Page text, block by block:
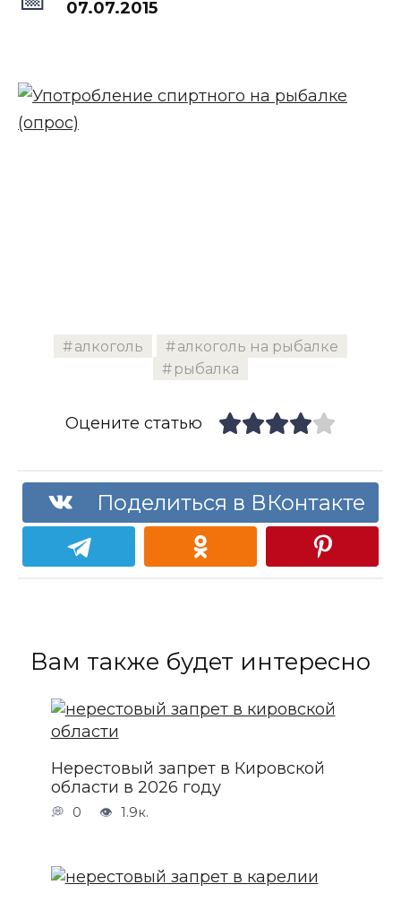
07.07.2015
алкоголь
алкоголь на рыбалке
рыбалка
Оцените статью
Поделиться в ВКонтакте
Вам также будет интересно
Нерестовый запрет в Кировской
области в 2026 году
0 1.9к.